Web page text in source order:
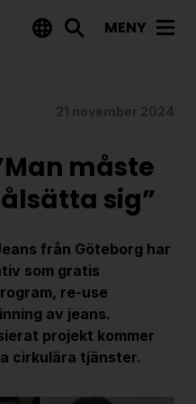
MENY
Nyheter
Tips på utlysningar
Projektdatabas
från RE:Source
Finansiering
21 november 2024
måste
sig”
från Göteborg har
som gratis
re-use
av jeans.
projekt kommer
cirkulära tjänster.